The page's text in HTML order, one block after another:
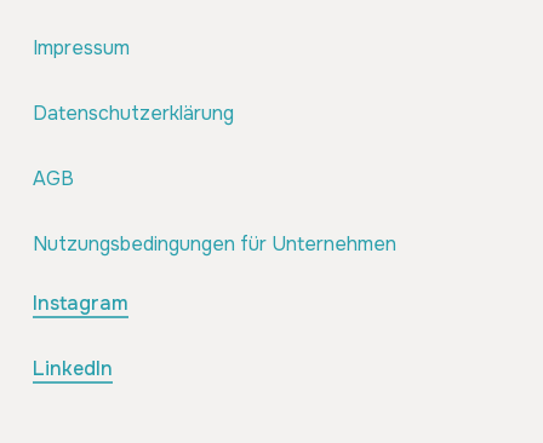
Impressum
Datenschutzerklärung
AGB
Nutzungsbedingungen für Unternehmen
Instagram
LinkedIn